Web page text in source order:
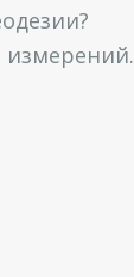
измерений.